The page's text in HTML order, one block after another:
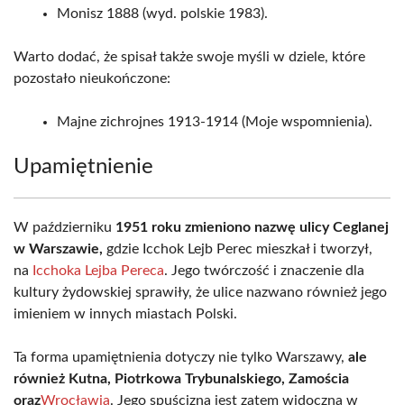
Monisz 1888 (wyd. polskie 1983).
Warto dodać, że spisał także swoje myśli w dziele, które
pozostało nieukończone:
Majne zichrojnes 1913-1914 (Moje wspomnienia).
Upamiętnienie
W październiku 1951 roku zmieniono nazwę ulicy Ceglanej
w Warszawie, gdzie Icchok Lejb Perec mieszkał i tworzył,
na Icchoka Lejba Pereca. Jego twórczość i znaczenie dla
kultury żydowskiej sprawiły, że ulice nazwano również jego
imieniem w innych miastach Polski.
Ta forma upamiętnienia dotyczy nie tylko Warszawy, ale
również Kutna, Piotrkowa Trybunalskiego, Zamościa
orazWrocławia. Jego spuścizna jest zatem widoczna w